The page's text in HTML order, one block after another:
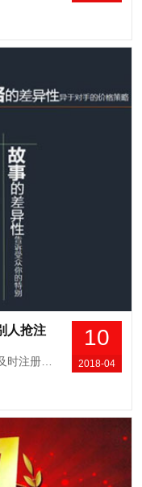
10
2018-04
人抢注